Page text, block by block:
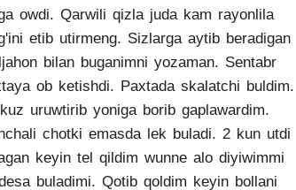
owdi. Qarwili qizla juda kam rayonlila
etib utirmeng. Sizlarga aytib beradigan
bilan buganimni yozaman. Sentabr
ob ketishdi. Paxtada skalatchi buldim.
uruwtirib yoniga borib gaplawardim.
chotki emasda lek buladi. 2 kun utdi
keyin tel qildim wunne alo diyiwimmi
buladimi. Qotib qoldim keyin bollani